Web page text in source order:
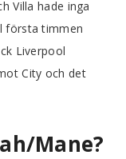
Villa hade inga
första timmen
Liverpool
City och det
Mane?